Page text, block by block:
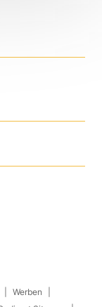
Werben